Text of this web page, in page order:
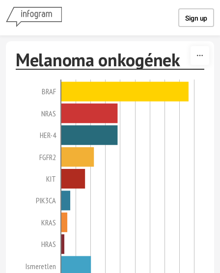
Sign up
Melanoma onkogének
BRAF
NRAS
HER-4
FGFR2
KIT
PIK3CA
KRAS
HRAS
Ismeretlen